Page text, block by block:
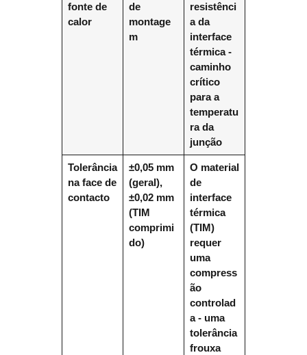
fonte de
calor
de
montage
m
resistênci
a da
interface
térmica -
caminho
crítico
para a
temperatu
ra da
junção
Tolerância
na face de
contacto
±0,05 mm
(geral),
±0,02 mm
(TIM
comprimi
do)
O material
de
interface
térmica
(TIM)
requer
uma
compress
ão
controlad
a - uma
tolerância
frouxa